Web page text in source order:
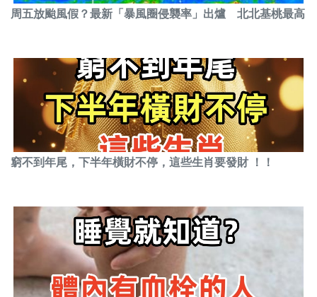
周五放颱風假？最新「暴風圈侵襲率」出爐 北北基桃最高
窮不到年尾，下半年橫財不停，這些生肖要發財 ！！